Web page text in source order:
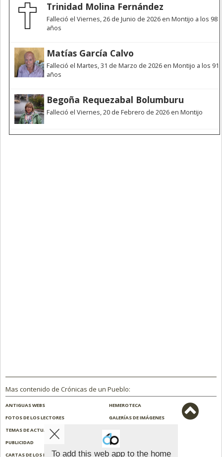
Trinidad Molina Fernández
Falleció el Viernes, 26 de Junio de 2026 en Montijo a los 98
años
Matías García Calvo
Falleció el Martes, 31 de Marzo de 2026 en Montijo a los 91
años
Begoña Requezabal Bolumburu
Falleció el Viernes, 20 de Febrero de 2026 en Montijo
Mas contenido de Crónicas de un Pueblo:
ANTIGUAS WEBS
HEMEROTECA
FOTOS DE LOS LECTORES
GALERÍAS DE IMÁGENES
TEMAS DE ACTUALIDAD
PUBLICIDAD
CONTACTO
CARTAS DE LOS LECTORES
ENCUESTAS
To add this web app to the home